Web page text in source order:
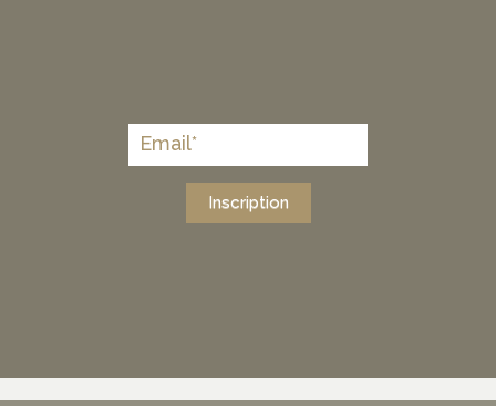
Inscription